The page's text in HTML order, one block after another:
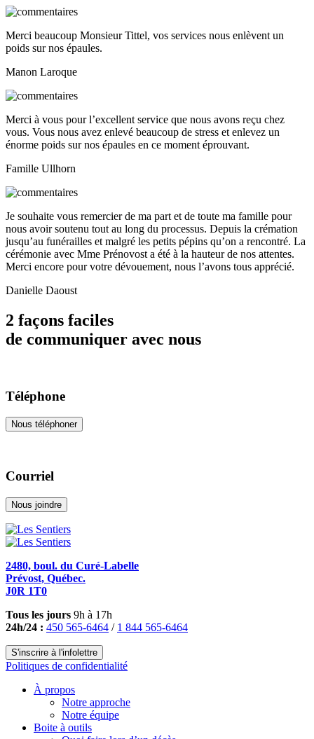
Merci beaucoup Monsieur Tittel, vos services nous enlèvent un
poids sur nos épaules.
Manon Laroque
Merci à vous pour l’excellent service que nous avons reçu chez
vous. Vous nous avez enlevé beaucoup de stress et enlevez un
énorme poids sur nos épaules en ce moment éprouvant.
Famille Ullhorn
Je souhaite vous remercier de ma part et de toute ma famille pour
nous avoir soutenu tout au long du processus. Depuis la crémation
jusqu’au funérailles et malgré les petits pépins qu’on a rencontré. La
cérémonie avec Mme Prénovost a été à la hauteur de nos attentes.
Merci encore pour votre dévouement, nous l’avons tous apprécié.
Danielle Daoust
2 façons faciles
de communiquer avec nous
Téléphone
Nous téléphoner
Courriel
Nous joindre
2480, boul. du Curé-Labelle
Prévost, Québec.
J0R 1T0
Tous les jours 9h à 17h
24h/24 : 450 565-6464 / 1 844 565-6464
S'inscrire à l'infolettre
Politiques de confidentialité
À propos
Notre approche
Notre équipe
Boite à outils